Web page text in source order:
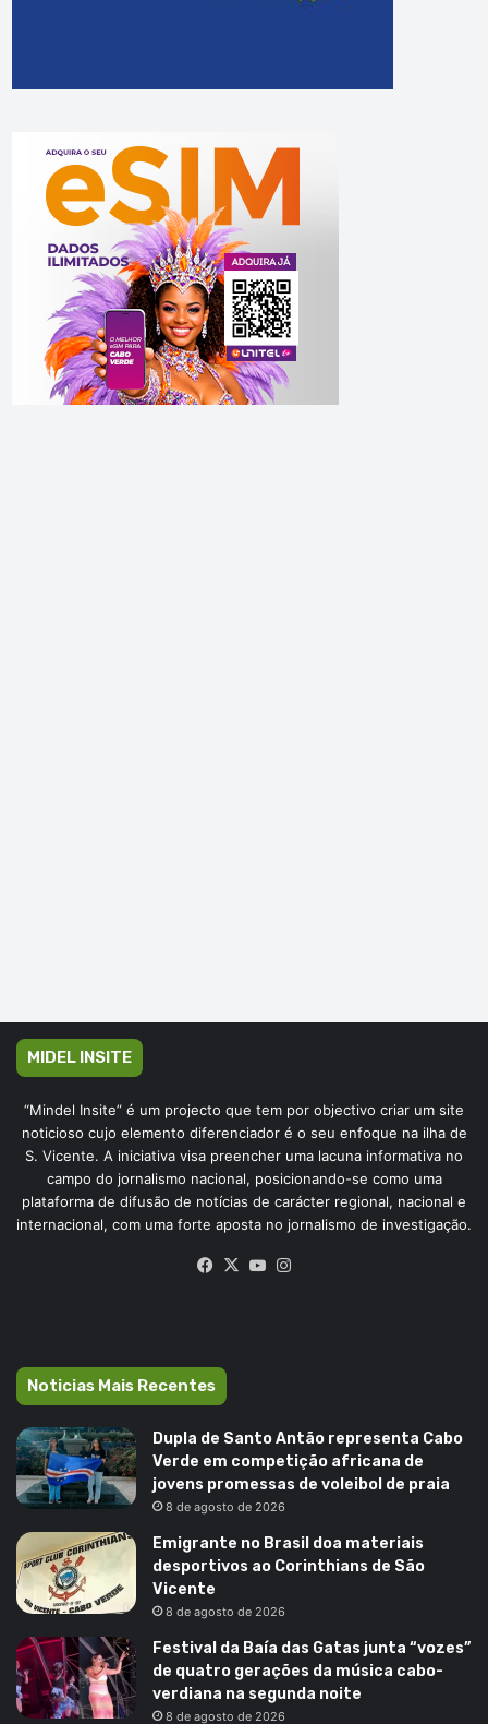
MIDEL INSITE
“Mindel Insite” é um projecto que tem por objectivo criar um site
noticioso cujo elemento diferenciador é o seu enfoque na ilha de
S. Vicente. A iniciativa visa preencher uma lacuna informativa no
campo do jornalismo nacional, posicionando-se como uma
plataforma de difusão de notícias de carácter regional, nacional e
internacional, com uma forte aposta no jornalismo de investigação.
Facebook
X YouTube
Noticias Mais Recentes
Dupla de Santo Antão representa Cabo
Verde em competição africana de
jovens promessas de voleibol de praia
8 de agosto de 2026
Emigrante no Brasil doa materiais
desportivos ao Corinthians de São
Vicente
8 de agosto de 2026
Festival da Baía das Gatas junta “vozes”
de quatro gerações da música cabo-
verdiana na segunda noite
8 de agosto de 2026